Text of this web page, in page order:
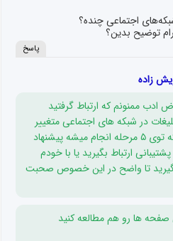
اجتماعی چنده؟
توضیح بدین؟
پاسخ
زاده
ادب ممنونم که ارتباط گرفتید
در شبکه های اجتماعی متغییر
هست که توی ۵ مرحله انجام میشه پیشنهاد
ارتباط بگیرید یا با خودم
تا واضح در این خصوص صحبت
صفحه ها رو هم مطالعه کنید